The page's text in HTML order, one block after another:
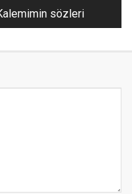
sözleri